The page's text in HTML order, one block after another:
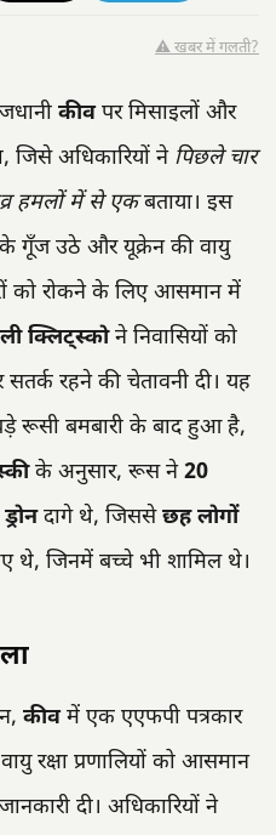
⚠️ खबर में गलती?
कीवपर मिसाइलों और
जिसे अधिकारियों ने पिछले चार
हमलों में से एकबताया। इस
गूँज उठे और यूक्रेन की वायु
को रोकने के लिए आसमान में
क्लिट्स्कोने निवासियों को
रहने की चेतावनी दी। यह
रूसी बमबारी के बाद हुआ है,
के अनुसार, रूस ने20
दागे थे, जिससेछह लोगों
थे, जिनमें बच्चे भी शामिल थे।
कीवमें एक एएफपी पत्रकार
रक्षा प्रणालियों को आसमान
दी। अधिकारियों ने